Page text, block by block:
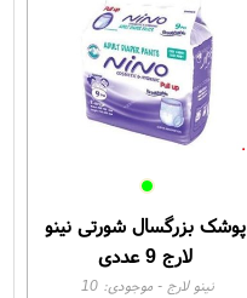
پوشک بزرگسال شورتی نینو
لارج 9 عددی
نینو لارج - موجودی:10